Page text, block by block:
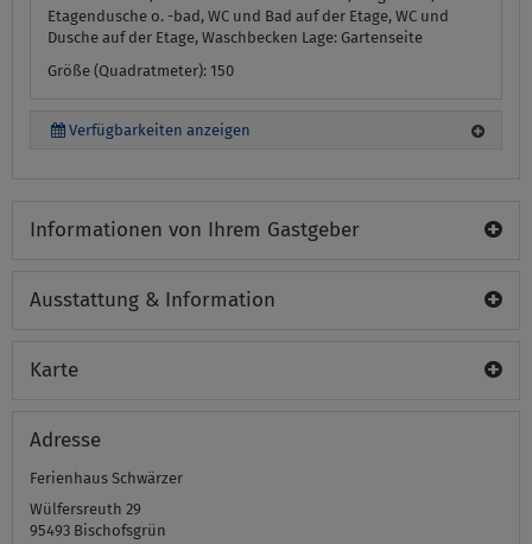
Etagendusche o. -bad, WC und Bad auf der Etage, WC und
Dusche auf der Etage, Waschbecken Lage: Gartenseite
Größe (Quadratmeter): 150
Verfügbarkeiten anzeigen
Informationen von Ihrem Gastgeber
Ausstattung & Information
Karte
Adresse
Ferienhaus Schwärzer
Wülfersreuth 29
95493 Bischofsgrün